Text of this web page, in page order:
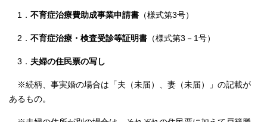
1． 不育症治療費助成事業申請書 （様式第3号）
2． 不育症治療・検査受診等証明書 （様式第3－1号）
3． 夫婦の住民票の写し
※続柄、事実婚の場合は「夫（未届）、妻（未届）」の記載が
あるもの。